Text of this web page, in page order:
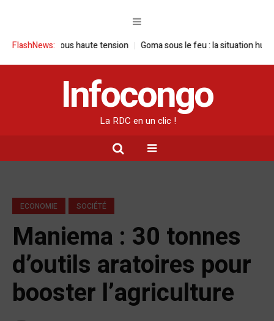
FlashNews:
sous haute tension Goma sous le feu : la situation humanitaire
Infocongo
La RDC en un clic !
ECONOMIE SOCIÉTÉ
Maniema : 30 tonnes
d’outils aratoires pour
booster l’agriculture